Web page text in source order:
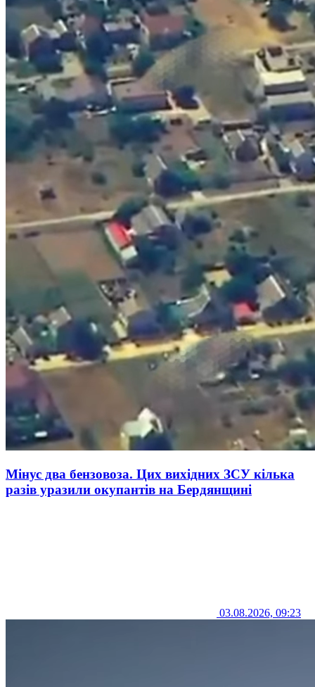
Мінус два бензовоза. Цих вихідних ЗСУ кілька
разів уразили окупантів на Бердянщині
03.08.2026, 09:23